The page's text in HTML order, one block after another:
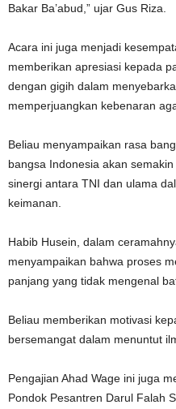
Bakar Ba’abud,” ujar Gus Riza.
Acara ini juga menjadi
memberikan apresiasi kepada
dengan gigih dalam
memperjuangkan kebenaran
Beliau menyampaikan rasa
bangsa Indonesia akan
sinergi antara TNI dan ulama
keimanan.
Habib Husein, dalam
menyampaikan bahwa proses
panjang yang tidak mengenal
Beliau memberikan motivasi
bersemangat dalam menuntut
Pengajian Ahad Wage ini juga
Pondok Pesantren Darul Falah